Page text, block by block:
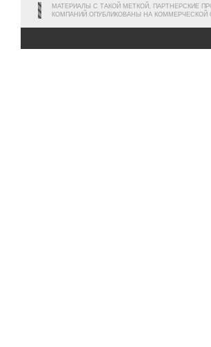
МАТЕРИАЛЫ С ТАКОЙ МЕТКОЙ, ПАРТНЕРСКИЕ
КОМПАНИЙ ОПУБЛИКОВАНЫ НА КОММЕРЧЕСКОЙ